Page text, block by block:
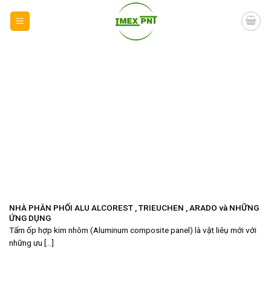
NHÀ PHÂN PHỐI ALU ALCOREST , TRIEUCHEN , ARADO và NHỮNG
ỨNG DỤNG
Tấm ốp hợp kim nhôm (Aluminum composite panel) là vật liêụ mới với
những ưu [...]